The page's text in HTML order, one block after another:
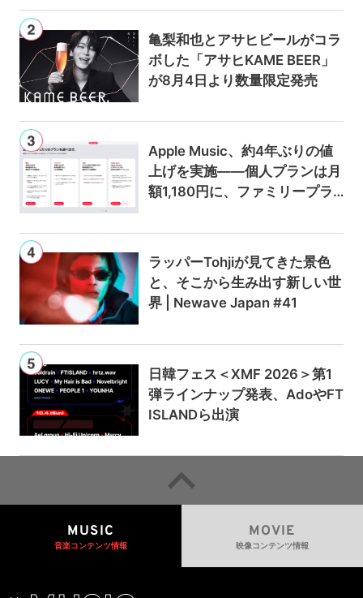
ブ配信
亀梨和也とアサヒビールがコラ
ボした「アサヒKAME BEER」
が8月4日より数量限定発売
Apple Music、約4年ぶりの値
上げを実施——個人プランは月
額1,180円に、ファミリープラ
ラッパーTohjiが見てきた景色
と、そこから生み出す新しい世
界 | Newave Japan #41
日韓フェス＜XMF 2026＞第1
弾ラインナップ発表、AdoやFT
ISLANDら出演
MUSIC
音楽コンテンツ情報
MOVIE
映像コンテンツ情報